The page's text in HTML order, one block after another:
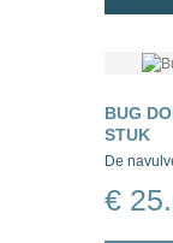
BUG
STUK
De
€